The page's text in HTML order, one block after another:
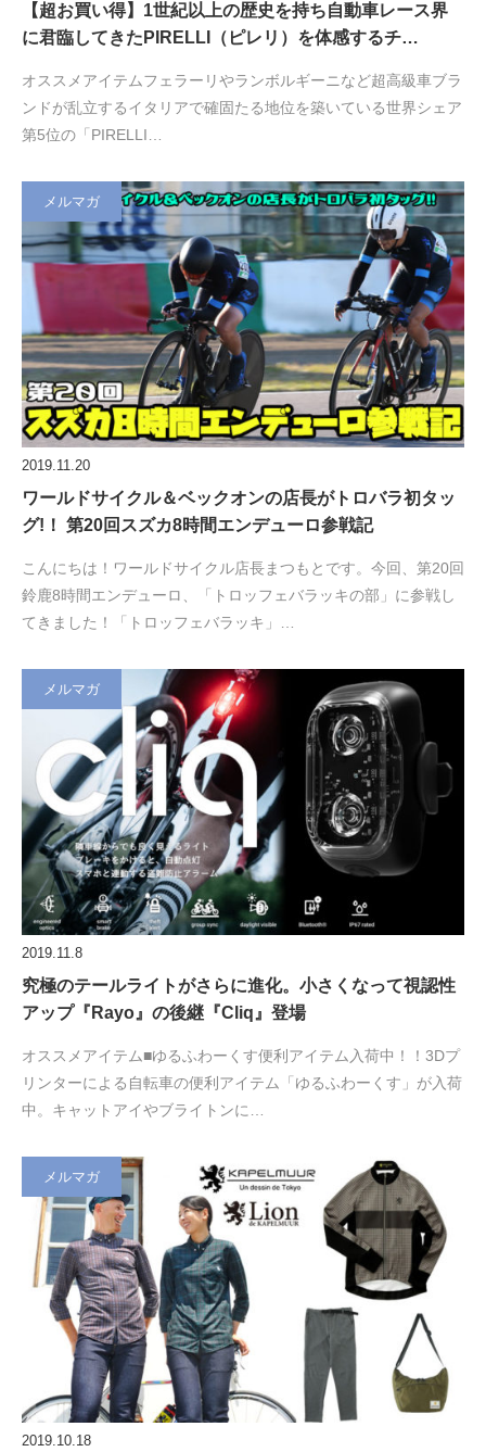
【超お買い得】1世紀以上の歴史を持ち自動車レース界
に君臨してきたPIRELLI（ピレリ）を体感するチ…
オススメアイテムフェラーリやランボルギーニなど超高級車ブラ
ンドが乱立するイタリアで確固たる地位を築いている世界シェア
第5位の「PIRELLI…
メルマガ
2019.11.20
ワールドサイクル＆ベックオンの店長がトロバラ初タッ
グ!！ 第20回スズカ8時間エンデューロ参戦記
こんにちは！ワールドサイクル店長まつもとです。今回、第20回
鈴鹿8時間エンデューロ、「トロッフェバラッキの部」に参戦し
てきました！「トロッフェバラッキ」…
メルマガ
2019.11.8
究極のテールライトがさらに進化。小さくなって視認性
アップ『Rayo』の後継『Cliq』登場
オススメアイテム■ゆるふわーくす便利アイテム入荷中！！3Dプ
リンターによる自転車の便利アイテム「ゆるふわーくす」が入荷
中。キャットアイやブライトンに…
メルマガ
2019.10.18